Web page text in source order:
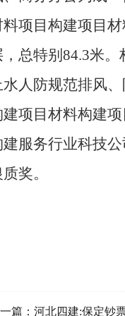
料项目构建项目
，总特别84.3米
水人防规范排风
建项目材料构建
建服务行业科技
奖。
篇： 河北四建:保定钞